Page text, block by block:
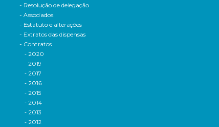
- Resolução de delegação
- Associados
- Estatuto e alterações
- Extratos das dispensas
- Contratos
- 2020
- 2019
- 2017
- 2016
- 2015
- 2014
- 2013
- 2012